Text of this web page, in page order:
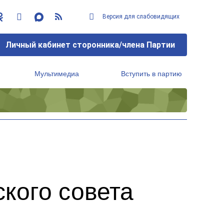
Версия для слабовидящих
Личный кабинет сторонника/члена Партии
Мультимедиа Вступить в партию
совета